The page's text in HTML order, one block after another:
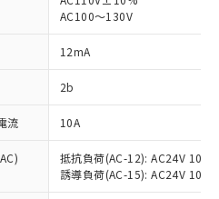
AC100～130V
12mA
2b
流 10A
抵抗負荷(AC-12): AC24V 10A/
誘導負荷(AC-15): AC24V
いただき、同意のうえ
指令（10物質）の
が提供可能な商品で
令（10物質）の非含
り替える予定のある
指令（10物質）の
品で、対応品を出す予